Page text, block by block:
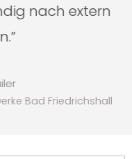
nach extern
Bad Friedrichshall